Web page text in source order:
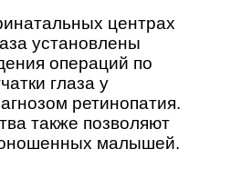
центрах
установлены
операций по
глаза у
ретинопатия.
также позволяют
малышей.